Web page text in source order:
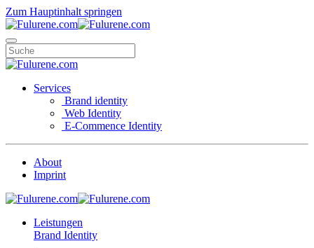
Zum Hauptinhalt springen
Services
Brand identity
Web Identity
E-Commence Identity
About
Imprint
Leistungen
Brand Identity